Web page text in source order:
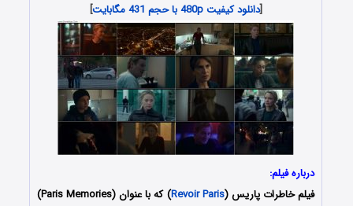
[دانلود کیفیت 480p با حجم 431 مگابایت ]
درباره فیلم:
فیلم خاطرات پاریس (Revoir Paris
) که با عنوان (Paris Memories)